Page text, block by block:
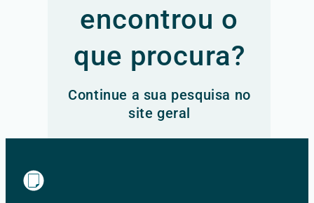
encontrou o
que procura?
Continue a sua pesquisa no
site geral